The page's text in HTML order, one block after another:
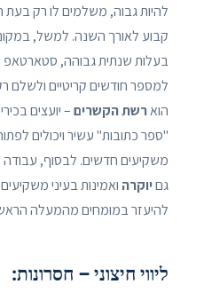
להיות גבוה, משלמים לו רק בעת
קבוע לאורך השנה. למשל,
בעלות שנתית גבוהה, סטארטאפ
למספר חודשים קריטיים ולשלם
הוארשת הקשרים– יועצים
"ספר כתובות" עשיר ויכולים
משקיעים חדשים. לבסוף, עבודה
גםיוקרה ואמינות בעיני
להיעזר במומחים מהמעלה
ליווי חיצוני – חסרונות: